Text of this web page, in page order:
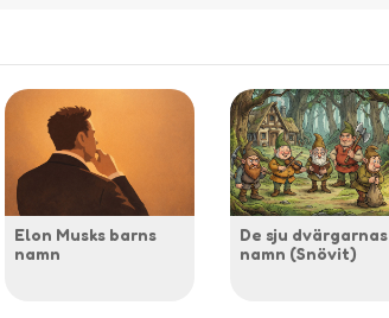
Elon Musks barns
namn
De sju dvärgarnas
namn (Snövit)